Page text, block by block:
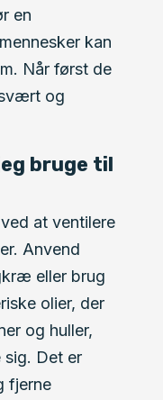
en
kan
Når først de
og
bruge til
at ventilere
Anvend
eller brug
olier, der
og huller,
Det er
fjerne